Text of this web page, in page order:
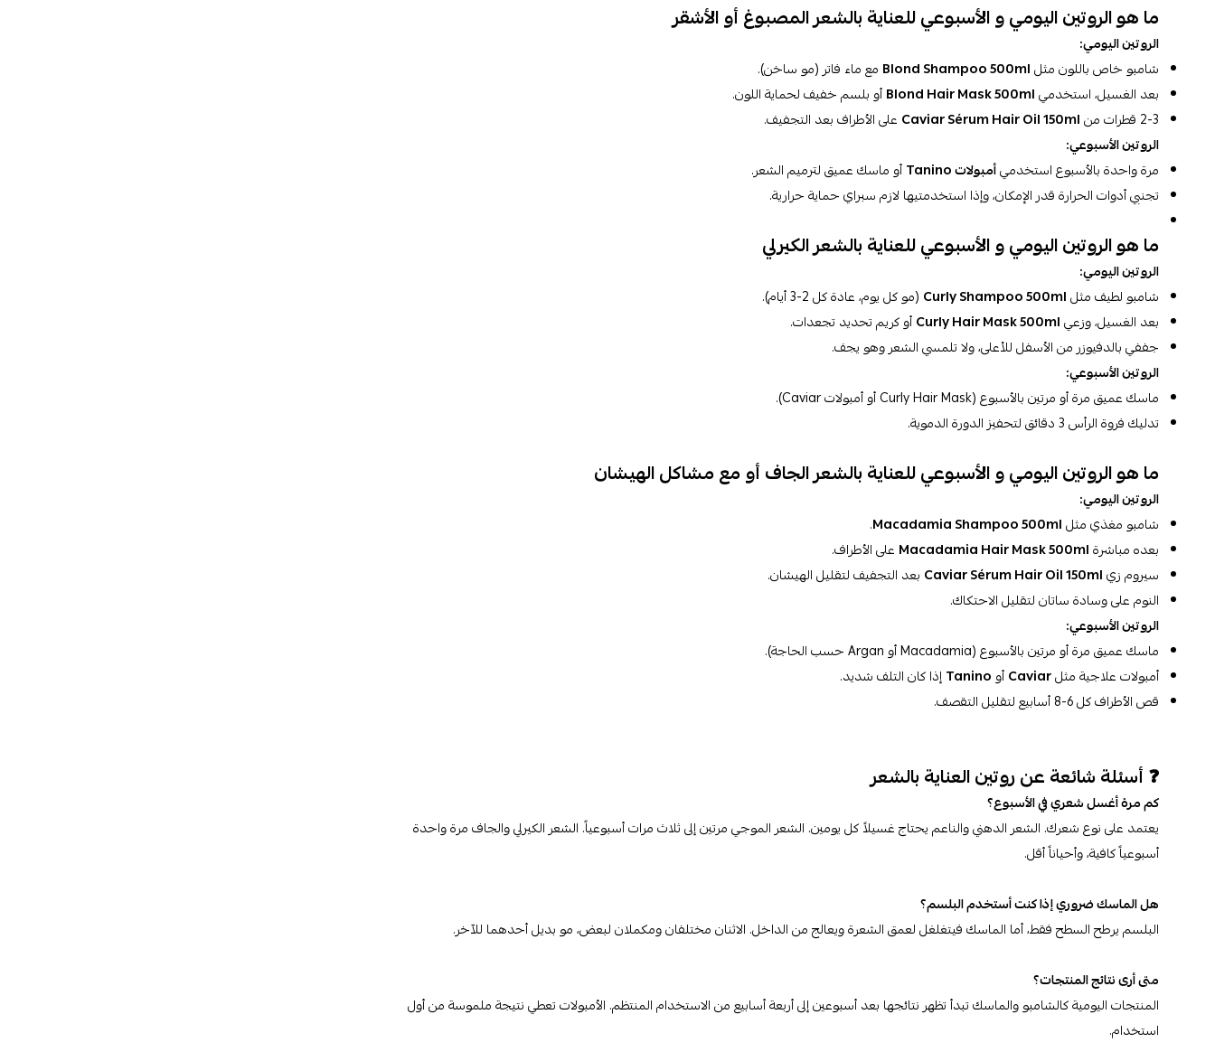
ما هو الروتين اليومي و الأسبوعي للعناية بالشعر المصبوغ أو الأشقر
الروتين اليومي:
شامبو خاص باللون مثلBlond Shampoo 500ml مع ماء فاتر (مو ساخن).
بعد الغسيل، استخدميBlond Hair Mask 500mlأو بلسم خفيف لحماية اللون.
2-3 قطرات من
Caviar Sérum Hair Oil 150ml على الأطراف بعد التجفيف.
الروتين الأسبوعي:
مرة واحدة بالأسبوع استخدميأمبولات Tanino
أو ماسك عميق لترميم الشعر.
تجنبي أدوات الحرارة قدر الإمكان، وإذا استخدمتيها لازم سبراي حماية حرارية.
ما هو الروتين اليومي و الأسبوعي للعناية بالشعر الكيرلي
الروتين اليومي:
شامبو لطيف مثلCurly Shampoo 500ml (مو كل يوم، عادة كل 2-3 أيام).
بعد الغسيل، وزعيCurly Hair Mask 500mlأو كريم تحديد تجعدات.
جففي بالدفيوزر من الأسفل للأعلى، ولا تلمسي الشعر وهو يجف.
الروتين الأسبوعي:
ماسك عميق مرة أو مرتين بالأسبوع (Curly Hair Mask أو أمبولات Caviar).
تدليك فروة الرأس 3 دقائق لتحفيز الدورة الدموية.
ما هو الروتين اليومي و الأسبوعي للعناية بالشعر الجاف أو مع مشاكل الهيشان
الروتين اليومي:
شامبو مغذي مثلMacadamia Shampoo 500ml
.
بعده مباشرةMacadamia Hair Mask 500ml على الأطراف.
سيروم زيCaviar Sérum Hair Oil 150ml بعد التجفيف لتقليل الهيشان.
النوم على وسادة ساتان لتقليل الاحتكاك.
الروتين الأسبوعي:
ماسك عميق مرة أو مرتين بالأسبوع (Macadamia أو Argan حسب الحاجة).
أمبولات علاجية مثلCaviarأو Taninoإذا كان التلف شديد.
قص الأطراف كل 6-8 أسابيع لتقليل التقصف.
❓ أسئلة شائعة عن روتين العناية بالشعر
كم مرة أغسل شعري في الأسبوع؟
يعتمد على نوع شعرك. الشعر الدهني والناعم يحتاج غسيلاً كل يومين. الشعر الموجي مرتين إلى ثلاث مرات أسبوعياً. الشعر الكيرلي والجاف مرة واحدة
أسبوعياً كافية، وأحياناً أقل.
هل الماسك ضروري إذا كنت أستخدم البلسم؟
البلسم يرطح السطح فقط، أما الماسك فيتغلغل لعمق الشعرة ويعالج من الداخل. الاثنان مختلفان ومكملان لبعض، مو بديل أحدهما للآخر.
متى أرى نتائج المنتجات؟
المنتجات اليومية كالشامبو والماسك تبدأ تظهر نتائجها بعد أسبوعين إلى أربعة أسابيع من الاستخدام المنتظم. الأمبولات تعطي نتيجة ملموسة من أول
استخدام.